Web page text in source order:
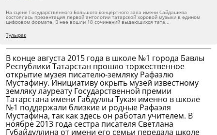
На сцене Государственного Большого концертного зала имени Сайдашева
состоялась презентация первой антологии татарской хоровой музыки в едином
цифровом формате. В нее вошли 18 сочинений выдающихся тата...
Тулырак
В конце августа 2015 года в школе №1 города Бавлы
Республики Татарстан прошло торжественное
открытие музея писателю-земляку Рафаэлю
Мустафину. Инициативу окрыть музей известному
земляку лауреату Государственной премии
Татарстана имени Габдуллы Тукая именно в школе
№1 поддержали близкие и родные Рафаэля
Мустафина, так как здесь он работал учителем. В
ноябре 2013 года сестра писателя Светлана
Губайдуллина от имени его семьи передала школе